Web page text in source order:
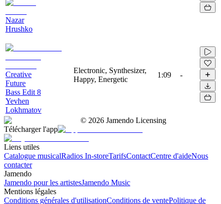
Nazar
Hrushko
Creative
Future
Bass Edit 8
Yevhen
Lokhmatov
Electronic, Synthesizer,
Happy, Energetic
1:09 -
© 2026 Jamendo Licensing
Télécharger l'app
Liens utiles
Catalogue musicalRadios In-storeTarifsContactCentre d'aideNous
contacter
Jamendo
Jamendo pour les artistesJamendo Music
Mentions légales
Conditions générales d'utilisationConditions de ventePolitique de